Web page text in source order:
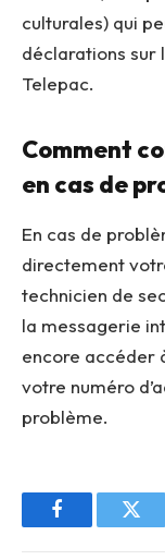
culturales) qui
déclarations
Telepac.
Comment
en cas de
En cas de
directement
technicien de
la messagerie
encore accéder
votre numéro
problème.
Facebook